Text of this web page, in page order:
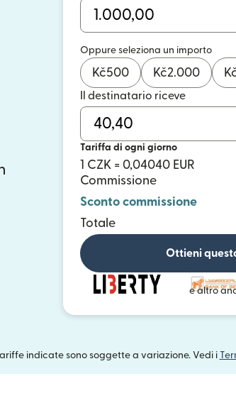
Oppure seleziona un importo
Kč500 Kč2.000
Il destinatario riceve
Tariffa di ogni giorno
1 CZK = 0,04040 EUR
Commissione
Sconto commissione
Totale
Ottieni
e altro
indicate sono soggette a variazione. Vedi i